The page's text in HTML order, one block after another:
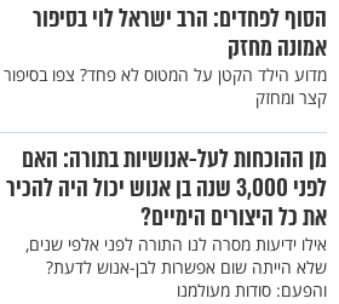
הסוף לפחדים: הרב ישראל לוי בסיפור
אמונה מחזק
מדוע הילד הקטן על המטוס לא פחד? צפו בסיפור
קצר ומחזק
מן ההוכחות לעל-אנושיות בתורה: האם
לפני 3,000 שנה בן אנוש יכול היה להכיר
את כל היצורים הימיים?
אילו ידיעות מסרה לנו התורה לפני אלפי שנים,
שלא הייתה שום אפשרות לבן-אנוש לדעת?
והפעם: סודות מעולמנו